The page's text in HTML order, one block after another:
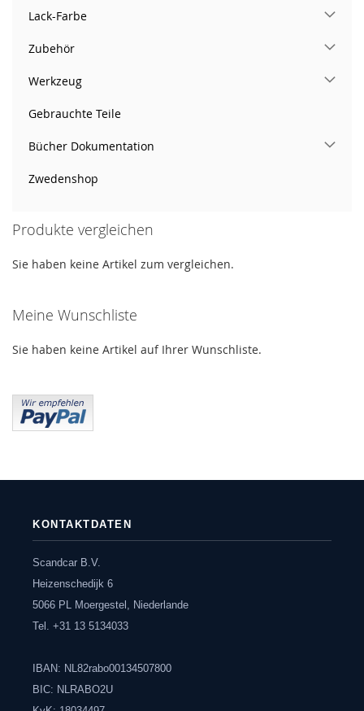
Lack-Farbe
Zubehör
Werkzeug
Gebrauchte Teile
Bücher Dokumentation
Zwedenshop
Produkte vergleichen
Sie haben keine Artikel zum vergleichen.
Meine Wunschliste
Sie haben keine Artikel auf Ihrer Wunschliste.
KONTAKTDATEN
Scandcar B.V.
Heizenschedijk 6
5066 PL Moergestel, Niederlande
Tel. +31 13 5134033
IBAN: NL82rabo00134507800
BIC: NLRABO2U